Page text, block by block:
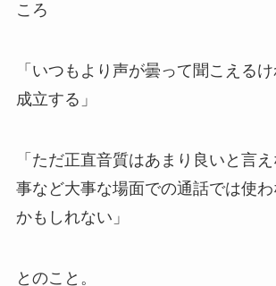
ころ
「いつもより声が曇って聞こえる
成立する」
「ただ正直音質はあまり良いと言
事など大事な場面での通話では使
かもしれない」
とのこと。